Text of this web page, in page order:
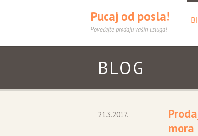
Pucaj od posla!
Povećajte prodaju vaših usluga!
BLOG
21.3.2017.
mora